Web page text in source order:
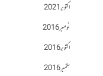
اکتوبر 2021
نومبر 2016
اکتوبر 2016
ستمبر 2016